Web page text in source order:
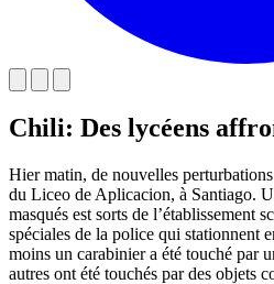
Chili: Des lycéens
Hier matin, de nouvelles
du Liceo de Aplicacion, à Santiago.
masqués est sorts de l’établissement
spéciales de la police qui stationnent
moins un carabinier a été touché par
autres ont été touchés par des objets